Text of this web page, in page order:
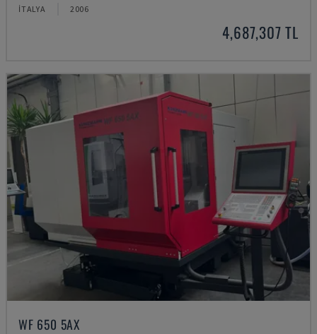
İTALYA 2006
4,687,307 TL
WF 650 5AX